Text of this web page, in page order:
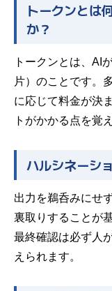
トークンとは
か？
トークンとは、AI
片）のことです。
に応じて料金が決
トがかかる点を覚
ハルシネーシ
出力を鵜呑みにせ
裏取りすることが
最終確認は必ず人
えられます。